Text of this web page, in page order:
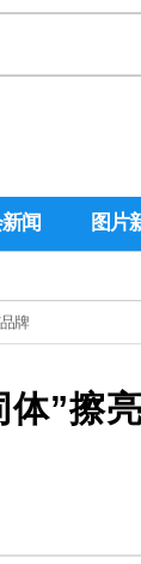
闻 图片
牌
”擦